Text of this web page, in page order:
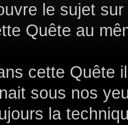
le sujet
Quête au
cette Quête
sous nos
la